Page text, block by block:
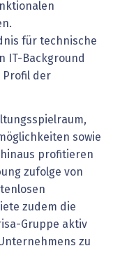
für technische
IT-Background
Profil der
sowie
profitieren
zufolge von
zudem die
Gruppe aktiv
zu